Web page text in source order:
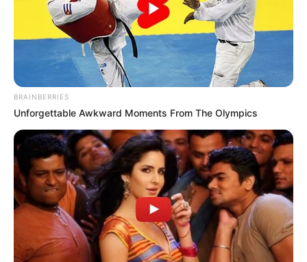
BRAINBERRIES
Unforgettable Awkward Moments From The Olympics